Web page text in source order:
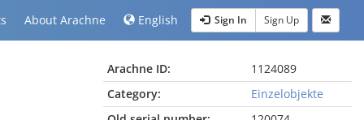
About Arachne English Sign In Sign Up
Arachne ID:
1124089
Category:
Einzelobjekte